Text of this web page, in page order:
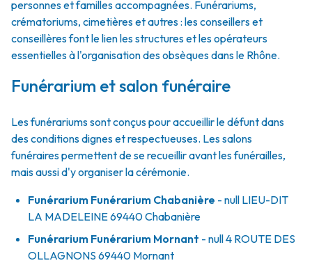
personnes et familles accompagnées. Funérariums,
crématoriums, cimetières et autres : les conseillers et
conseillères font le lien les structures et les opérateurs
essentielles à l'organisation des obsèques dans le Rhône.
Funérarium et salon funéraire
Les funérariums sont conçus pour accueillir le défunt dans
des conditions dignes et respectueuses. Les salons
funéraires permettent de se recueillir avant les funérailles,
mais aussi d'y organiser la cérémonie.
Funérarium Funérarium Chabanière - null LIEU-DIT
LA MADELEINE69440Chabanière
Funérarium Funérarium Mornant - null4 ROUTE DES
OLLAGNONS 69440 Mornant